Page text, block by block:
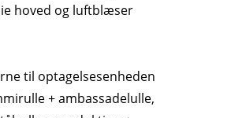
hoved og luftblæser
til optagelsesenheden
+ ambassadelulle,